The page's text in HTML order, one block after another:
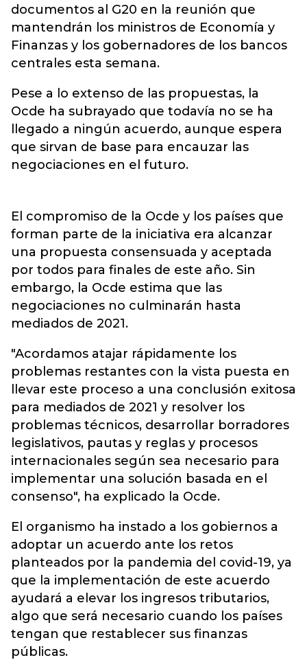
documentos al G20 en la reunión que
mantendrán los ministros de Economía y
Finanzas y los gobernadores de los bancos
centrales esta semana.
Pese a lo extenso de las propuestas, la
Ocde ha subrayado que todavía no se ha
llegado a ningún acuerdo, aunque espera
que sirvan de base para encauzar las
negociaciones en el futuro.
El compromiso de la Ocde y los países que
forman parte de la iniciativa era alcanzar
una propuesta consensuada y aceptada
por todos para finales de este año. Sin
embargo, la Ocde estima que las
negociaciones no culminarán hasta
mediados de 2021.
"Acordamos atajar rápidamente los
problemas restantes con la vista puesta en
llevar este proceso a una conclusión exitosa
para mediados de 2021 y resolver los
problemas técnicos, desarrollar borradores
legislativos, pautas y reglas y procesos
internacionales según sea necesario para
implementar una solución basada en el
consenso", ha explicado la Ocde.
El organismo ha instado a los gobiernos a
adoptar un acuerdo ante los retos
planteados por la pandemia del covid-19, ya
que la implementación de este acuerdo
ayudará a elevar los ingresos tributarios,
algo que será necesario cuando los países
tengan que restablecer sus finanzas
públicas.